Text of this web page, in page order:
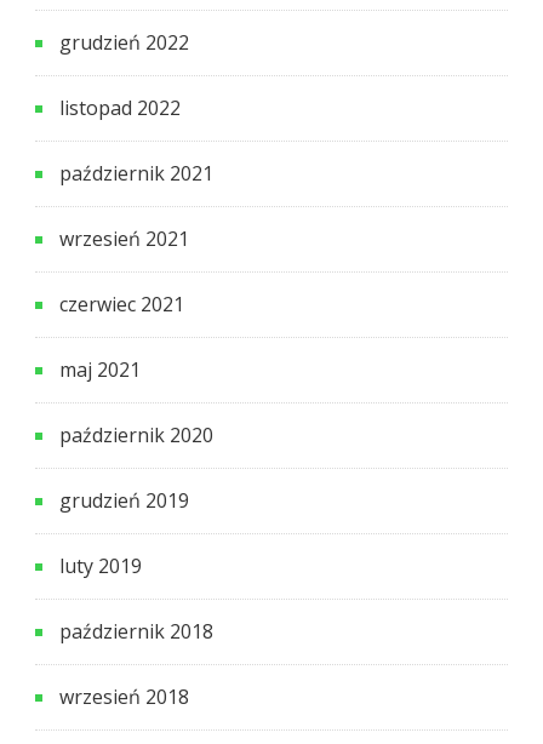
grudzień 2022
listopad 2022
październik 2021
wrzesień 2021
czerwiec 2021
maj 2021
październik 2020
grudzień 2019
luty 2019
październik 2018
wrzesień 2018